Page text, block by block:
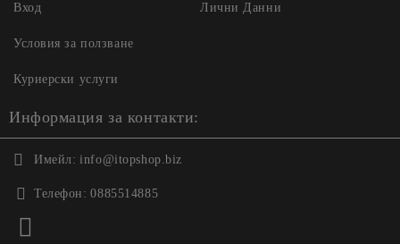
Вход Лични Данни
Условия за ползване
Куриерски услуги
Информация за контакти:
Имейл: info@itopshop.biz
Телефон: 0885514885